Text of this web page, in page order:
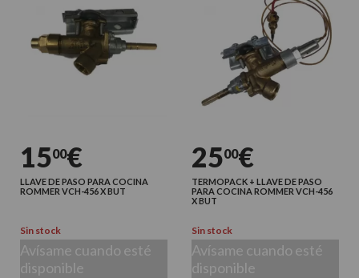
1500€
LLAVE DE PASO PARA COCINA
ROMMER VCH-456 X BUT
Sin stock
Avísame cuando esté
disponible
2500€
TERMOPACK + LLAVE DE PASO
PARA COCINA ROMMER VCH-456
X BUT
Sin stock
Avísame cuando esté
disponible